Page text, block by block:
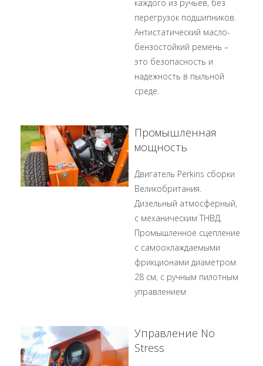
каждого из ручьев, без
перегрузок подшипников.
Антистатический масло-
бензостойкий ремень –
это безопасность и
надежность в пыльной
среде.
Промышленная
мощность
Двигатель Perkins сборки
Великобритания.
Дизельный атмосферный,
с механическим ТНВД.
Промышленное сцепление
с самоохлаждаемыми
фрикционами диаметром
28 см, с ручным пилотным
управлением
Управление No
Stress